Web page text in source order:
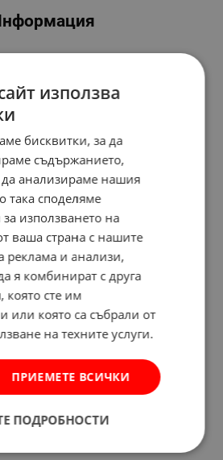
използва
бисквитки, за да
съдържанието,
анализираме нашия
така споделяме
използването на
ваша страна с нашите
реклама и анализи,
я комбинират с друга
сте им
или която са събрали от
на техните услуги.
ПРИЕМЕТЕ ВСИЧКИ
ПОДРОБНОСТИ